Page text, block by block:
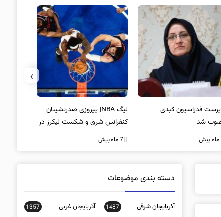
فدراسیون کبدی
شد
لیگ NBA| پیروزی صدرنشینان
کنفرانس شرق و شکست لیکرز در
غیاب جیمز
7 ماه پیش
›
دسته بندی موضوعات
آذربایجان شرقی 1487 آذربایجان غربی 1357